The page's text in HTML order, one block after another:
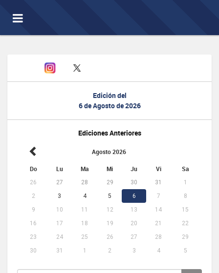
Toggle
navigation
Edición del
6 de Agosto de 2026
Ediciones Anteriores
Agosto 2026
Do Lu Ma Mi Ju Vi Sa
26 27 28 29 30 31
1
2
3 4 5 6 7
8
9
10 11 12 13 14
15
16
17 18 19 20 21
22
23
24 25 26 27 28
29
30
31 1 2 3 4 5